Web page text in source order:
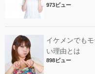
973ビュー
イケメンでも
い理由とは
898ビュー